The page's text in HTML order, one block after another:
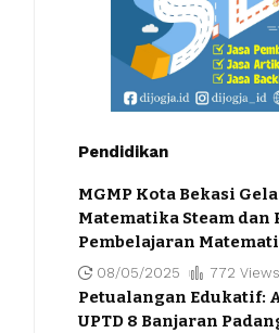
Pendidikan
MGMP Kota Bekasi
Matematika Steam
Pembelajaran
08/05/2025 772 Views
Petualangan Edukatif:
UPTD 8 Banjaran